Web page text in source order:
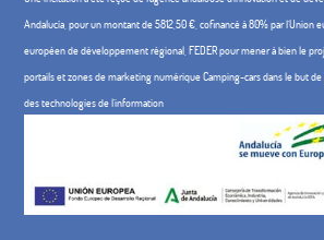
Andalucía, pour un montant de 5812,50 €, cofinancé à 80% par l'Union
européen de développement régional, FEDER pour mener à bien le
portails et zones de marketing numérique Camping-cars dans le but
des technologies de l'information